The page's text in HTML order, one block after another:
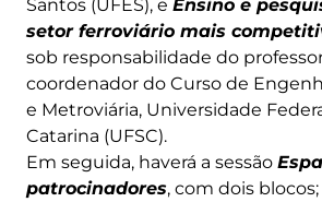
Santos (UFES), e Ensino e
setor ferroviário mais
sob responsabilidade do
coordenador do Curso de
e Metroviária, Universidade
Catarina (UFSC).
Em seguida, haverá a sessão
patrocinadores, com dois